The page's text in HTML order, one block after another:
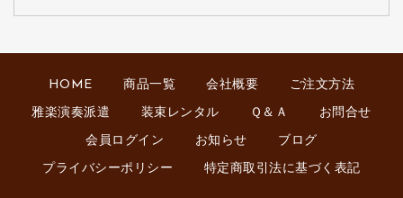
HOME 商品一覧 会社概要 ご注文方法
雅楽演奏派遣 装束レンタル Ｑ＆Ａ お問合せ
会員ログイン お知らせ ブログ
プライバシーポリシー 特定商取引法に基づく表記